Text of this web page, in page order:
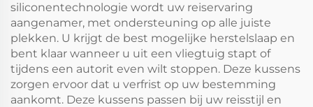
siliconentechnologie wordt uw reiservaring
aangenamer, met ondersteuning op alle juiste
plekken. U krijgt de best mogelijke herstelslaap en
bent klaar wanneer u uit een vliegtuig stapt of
tijdens een autorit even wilt stoppen. Deze kussens
zorgen ervoor dat u verfrist op uw bestemming
aankomt. Deze kussens passen bij uw reisstijl en